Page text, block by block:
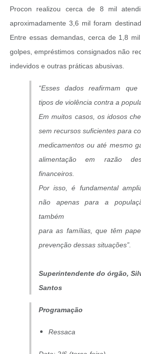
Procon realizou cerca de 8 mil
aproximadamente 3,6 mil foram
Entre essas demandas, cerca de 1,8
golpes, empréstimos consignados não
indevidos e outras práticas abusivas.
“Esses dados reafirmam
tipos de violência contra a
Em muitos casos, os idosos
sem recursos suficientes para
medicamentos ou até mesmo
alimentação em razão
financeiros.
Por isso, é fundamental
não apenas para a
também
para as famílias, que têm
prevenção dessas situações”.
Superintendente do órgão,
Santos
Programação
Ressaca